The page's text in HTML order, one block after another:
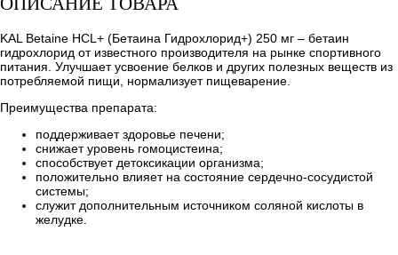
KAL Betaine HCL+ (Бетаина Гидрохлорид+) 250 мг – бетаин
гидрохлорид от известного производителя на рынке спортивного
питания. Улучшает усвоение белков и других полезных веществ из
потребляемой пищи, нормализует пищеварение.
Преимущества препарата:
поддерживает здоровье печени;
снижает уровень гомоцистеина;
способствует детоксикации организма;
положительно влияет на состояние сердечно-сосудистой
системы;
служит дополнительным источником соляной кислоты в
желудке.